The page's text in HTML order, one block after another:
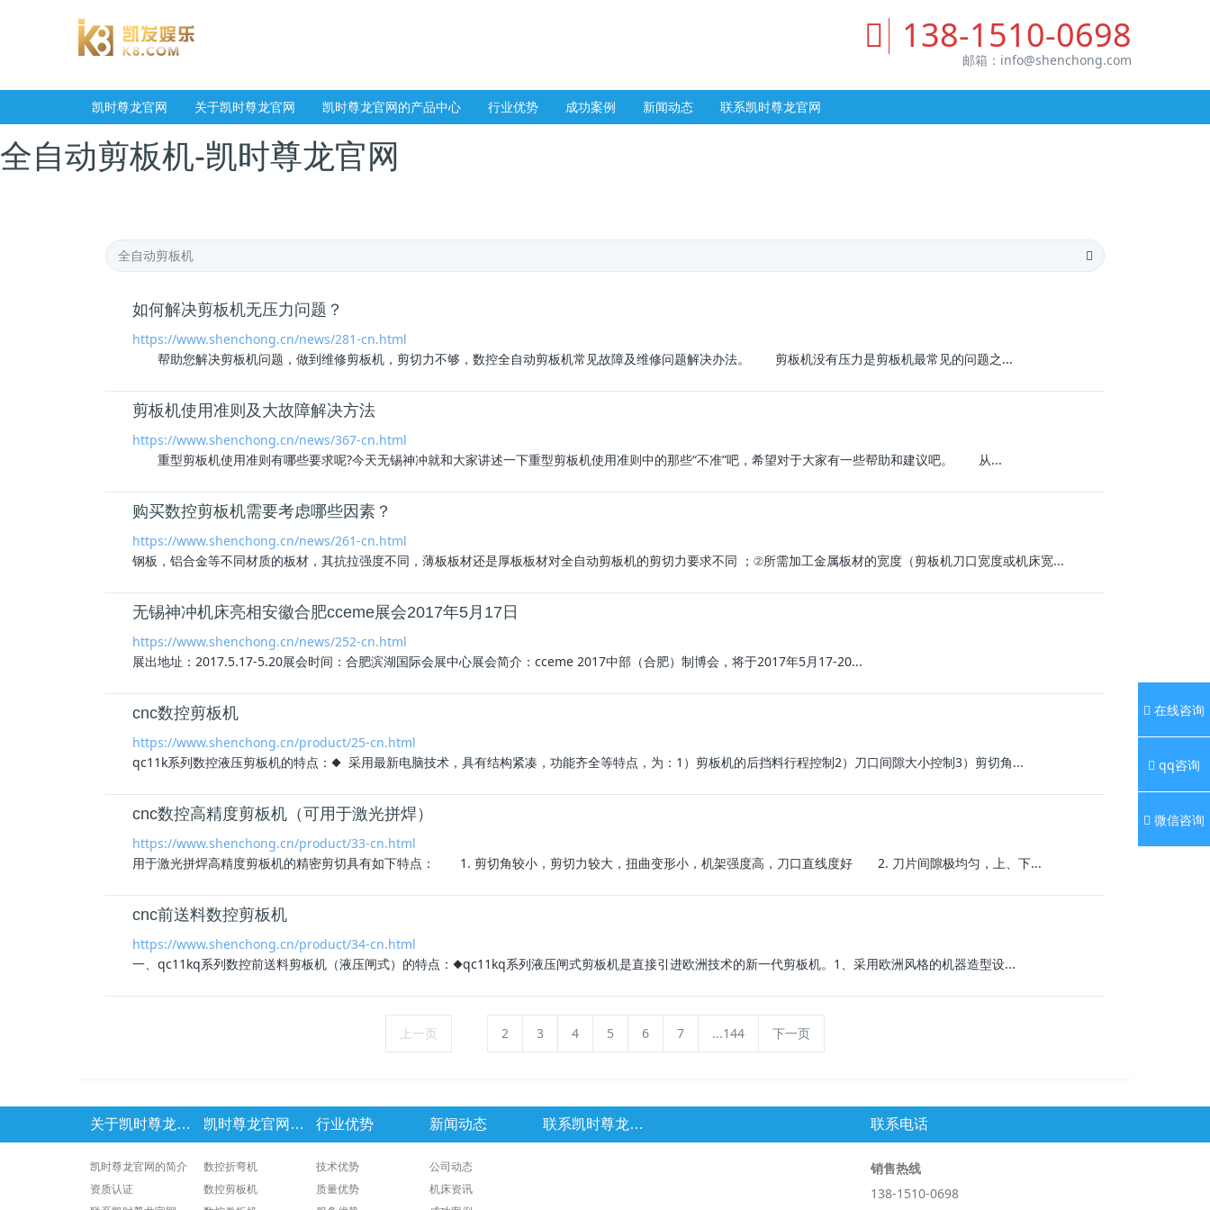
全自动剪板机-凯时尊龙官网
138-1510-0698
邮箱： info@shenchong.com
凯时尊龙官网 关于凯时尊龙官网 凯时尊龙官网的产品中心 行业优势 成功案例 新闻动态 联系凯时尊龙官网
如何解决剪板机无压力问题？
https://www.shenchong.cn/news/281-cn.html
帮助您解决剪板机问题，做到维修剪板机，剪切力不够，数控全自动剪板机常见故障及维修问题解决办法。 剪板机没有压力是剪板机最常见的问题之...
剪板机使用准则及大故障解决方法
https://www.shenchong.cn/news/367-cn.html
重型剪板机使用准则有哪些要求呢?今天无锡神冲就和大家讲述一下重型剪板机使用准则中的那些“不准”吧，希望对于大家有一些帮助和建议吧。 从...
购买数控剪板机需要考虑哪些因素？
https://www.shenchong.cn/news/261-cn.html
钢板，铝合金等不同材质的板材，其抗拉强度不同，薄板板材还是厚板板材对全自动剪板机的剪切力要求不同 ；②所需加工金属板材的宽度（剪板机刀口宽度或机床宽...
无锡神冲机床亮相安徽合肥cceme展会2017年5月17日
https://www.shenchong.cn/news/252-cn.html
展出地址：2017.5.17-5.20展会时间：合肥滨湖国际会展中心展会简介：cceme 2017中部（合肥）制博会，将于2017年5月17-20...
cnc数控剪板机
https://www.shenchong.cn/product/25-cn.html
qc11k系列数控液压剪板机的特点：◆ 采用最新电脑技术，具有结构紧凑，功能齐全等特点，为：1）剪板机的后挡料行程控制2）刀口间隙大小控制3）剪切角...
cnc数控高精度剪板机（可用于激光拼焊）
https://www.shenchong.cn/product/33-cn.html
用于激光拼焊高精度剪板机的精密剪切具有如下特点： 1. 剪切角较小，剪切力较大，扭曲变形小，机架强度高，刀口直线度好 2. 刀片间隙极均匀，上、下...
cnc前送料数控剪板机
https://www.shenchong.cn/product/34-cn.html
一、qc11kq系列数控前送料剪板机（液压闸式）的特点：◆qc11kq系列液压闸式剪板机是直接引进欧洲技术的新一代剪板机。1、采用欧洲风格的机器造型设...
上一页 2 3 4 5 6 7 ...144 下一页
关于凯时尊龙官网
凯时尊龙官网的简介
资质认证
凯时尊龙官网的产品中心
数控折弯机
数控剪板机
行业优势
技术优势
质量优势
新闻动态
公司动态
机床资讯
联系凯时尊龙官网 联系电话
销售热线
138-1510-0698
在线咨询
qq咨询
微信咨询